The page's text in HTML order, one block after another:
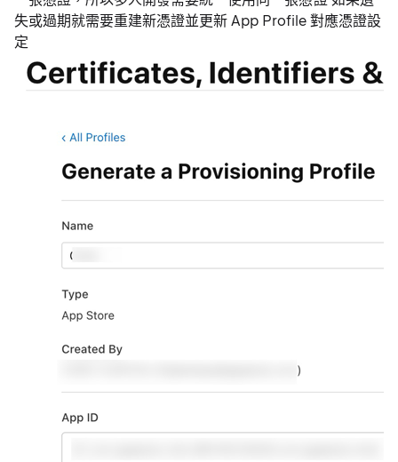
失或過期就需要重建新憑證並更新 App Profile 對應憑證設
定